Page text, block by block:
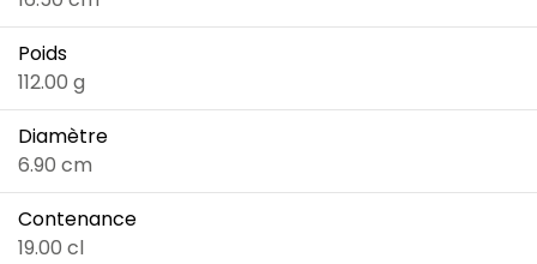
Poids
112.00 g
Diamètre
6.90 cm
Contenance
19.00 cl